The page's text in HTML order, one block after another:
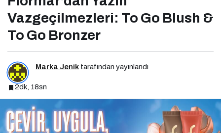
Vazgeçilmezleri: To Go Blush &
To Go Bronzer
Marka Jenik tarafından yayınlandı
2dk, 18sn